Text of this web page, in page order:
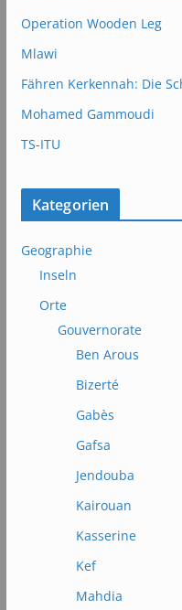
Operation Wooden Leg
Mlawi
Fähren Kerkennah: Die
Mohamed Gammoudi
TS-ITU
Kategorien
Geographie
Inseln
Orte
Gouvernorate
Ben Arous
Bizerté
Gabès
Gafsa
Jendouba
Kairouan
Kasserine
Kef
Mahdia